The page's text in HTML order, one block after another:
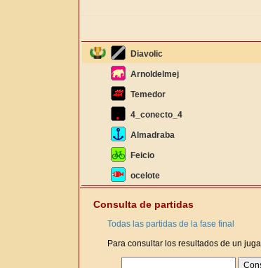
Diavolic
Arnoldelmej
Temedor
4_conecto_4
Almadraba
Feicio
ocelote
Consulta de partidas
Todas las partidas de la fase final
Para consultar los resultados de un